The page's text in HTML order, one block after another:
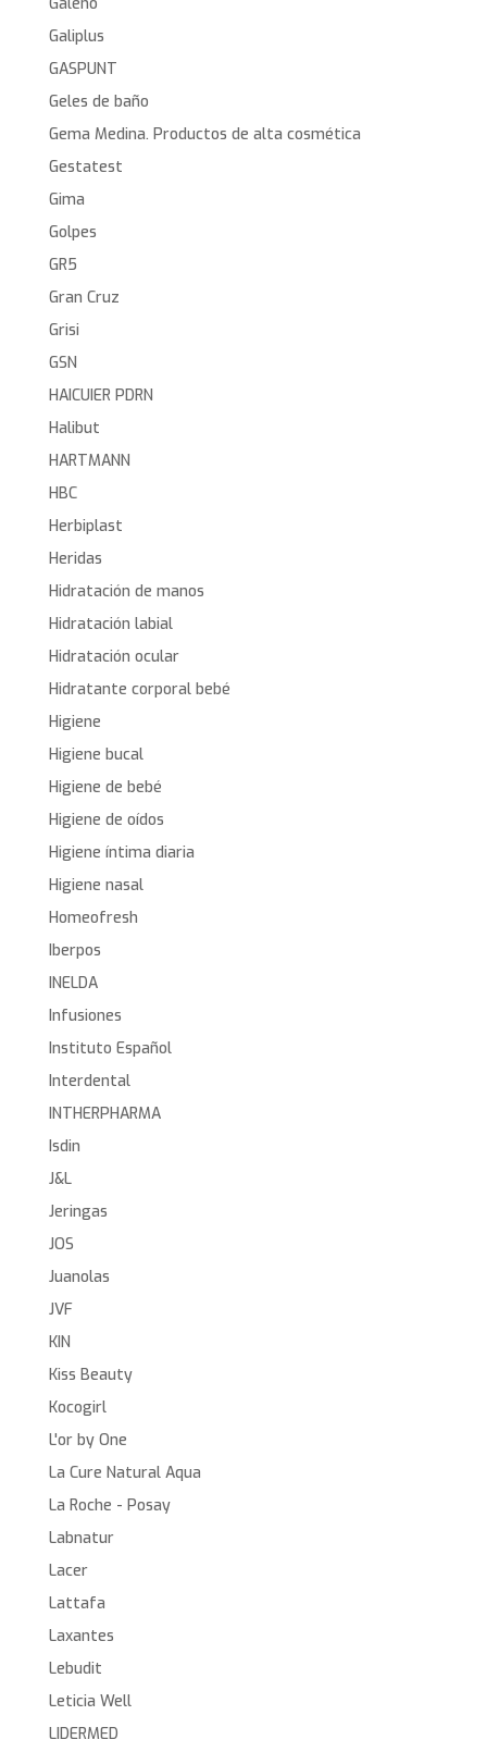
Galeno
Galiplus
GASPUNT
Geles de baño
Gema Medina. Productos de alta cosmética
Gestatest
Gima
Golpes
GR5
Gran Cruz
Grisi
GSN
HAICUIER PDRN
Halibut
HARTMANN
HBC
Herbiplast
Heridas
Hidratación de manos
Hidratación labial
Hidratación ocular
Hidratante corporal bebé
Higiene
Higiene bucal
Higiene de bebé
Higiene de oídos
Higiene íntima diaria
Higiene nasal
Homeofresh
Iberpos
INELDA
Infusiones
Instituto Español
Interdental
INTHERPHARMA
Isdin
J&L
Jeringas
JOS
Juanolas
JVF
KIN
Kiss Beauty
Kocogirl
L'or by One
La Cure Natural Aqua
La Roche - Posay
Labnatur
Lacer
Lattafa
Laxantes
Lebudit
Leticia Well
LIDERMED